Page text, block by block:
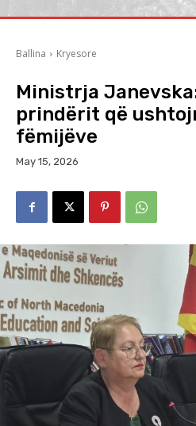
Ballina Kryesore
Ministrja
prindërit që
fëmijëve
May 15, 2026